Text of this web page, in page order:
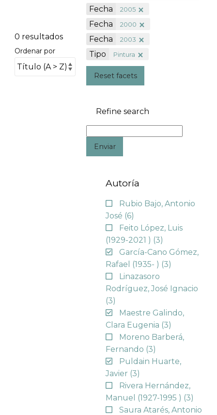
0 resultados
Ordenar por
Fecha 2005
Fecha 2000
Fecha 2003
Tipo Pintura
Reset facets
Refine search
Enviar
Autoría
Rubio Bajo, Antonio
José (6)
Feito López, Luis
(1929-2021 ) (3)
García-Cano Gómez,
Rafael (1935- ) (3)
Linazasoro
Rodríguez, José Ignacio
(3)
Maestre Galindo,
Clara Eugenia (3)
Moreno Barberá,
Fernando (3)
Puldain Huarte,
Javier (3)
Rivera Hernández,
Manuel (1927-1995 ) (3)
Saura Atarés, Antonio